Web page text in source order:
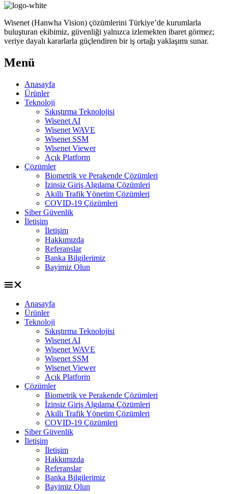
Wisenet (Hanwha Vision) çözümlerini Türkiye’de kurumlarla
buluşturan ekibimiz, güvenliği yalnızca izlemekten ibaret görmez;
veriye dayalı kararlarla güçlendiren bir iş ortağı yaklaşımı sunar.
Menü
Anasayfa
Ürünler
Teknoloji
Sıkıştırma Teknolojisi
Wisenet AI
Wisenet WAVE
Wisenet SSM
Wisenet Viewer
Açık Platform
Çözümler
Biometrik ve Perakende Çözümleri
İzinsiz Giriş Algılama Çözümleri
Akıllı Trafik Yönetim Çözümleri
COVID-19 Çözümleri
Siber Güvenlik
İletişim
İletişim
Hakkımızda
Referanslar
Banka Bilgilerimiz
Bayimiz Olun
Anasayfa
Ürünler
Teknoloji
Sıkıştırma Teknolojisi
Wisenet AI
Wisenet WAVE
Wisenet SSM
Wisenet Viewer
Açık Platform
Çözümler
Biometrik ve Perakende Çözümleri
İzinsiz Giriş Algılama Çözümleri
Akıllı Trafik Yönetim Çözümleri
COVID-19 Çözümleri
Siber Güvenlik
İletişim
İletişim
Hakkımızda
Referanslar
Banka Bilgilerimiz
Bayimiz Olun